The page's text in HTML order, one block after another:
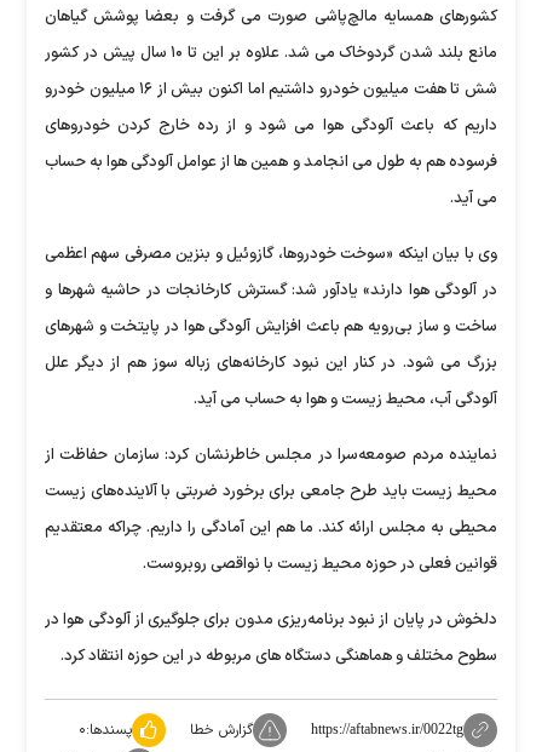
کشورهای همسایه مالچ‌پاشی صورت می گرفت و بعضا پوشش گیاهان
مانع بلند شدن گردوخاک می شد. علاوه بر این تا ۱۰ سال پیش در کشور
شش تا هفت میلیون خودرو داشتیم اما اکنون بیش از ۱۶ میلیون خودرو
داریم که باعث آلودگی هوا می شود و از رده خارج کردن خودروهای
فرسوده هم به طول می انجامد و همین ها از عوامل آلودگی هوا به حساب
می آید.
وی با بیان اینکه «سوخت خودروها، گازوئیل و بنزین مصرفی سهم اعظمی
در آلودگی هوا دارند» یادآور شد: گسترش کارخانجات در حاشیه شهرها و
ساخت و ساز بی‌رویه هم باعث افزایش آلودگی هوا در پایتخت و شهرهای
بزرگ می شود. در کنار این نبود کارخانه‌های زباله سوز هم از دیگر علل
آلودگی آب، محیط‌ زیست و هوا به حساب می آید.
نماینده مردم صومعه‌سرا در مجلس خاطرنشان کرد: سازمان حفاظت از
محیط‌ زیست باید طرح جامعی برای برخورد ضربتی با آلاینده‌های زیست
محیطی به مجلس ارائه کند. ما هم این آمادگی را داریم. چراکه معتقدیم
قوانین فعلی در حوزه محیط‌ زیست با نواقصی روبروست.
دلخوش در پایان از نبود برنامه‌ریزی مدون برای جلوگیری از آلودگی هوا در
سطوح مختلف و هماهنگی دستگاه های مربوطه در این حوزه انتقاد کرد.
https://aftabnews.ir/0022tg گزارش خطا پسندها:۰